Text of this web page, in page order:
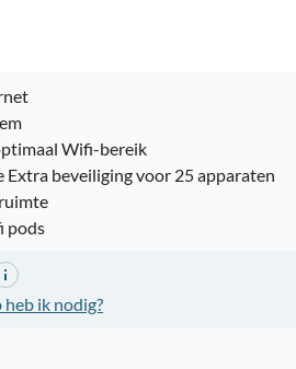
Wifi-bereik
Extra beveiliging voor 25 apparaten
pods
ik nodig?